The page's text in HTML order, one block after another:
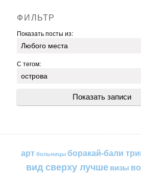
ФИЛЬТР
Показать посты из:
С тегом:
арт больницы боракай-бали
вид сверху лучше визы